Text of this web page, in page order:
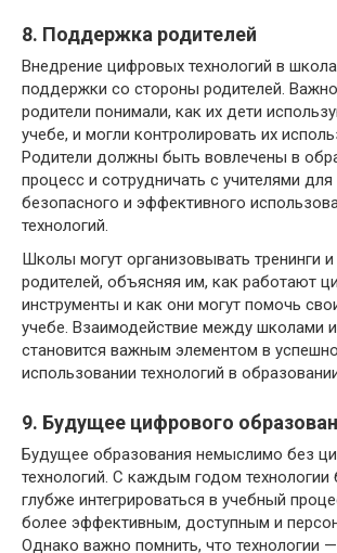
8. Поддержка родителей
Внедрение цифровых технологий в
поддержки со стороны родителей.
родители понимали, как их дети
учебе, и могли контролировать их
Родители должны быть вовлечены в
процесс и сотрудничать с учителями
безопасного и эффективного
технологий.
Школы могут организовывать тренинги
родителей, объясняя им, как работают
инструменты и как они могут помочь
учебе. Взаимодействие между школами
становится важным элементом в
использовании технологий в
9. Будущее цифрового
Будущее образования немыслимо без
технологий. С каждым годом технологии
глубже интегрироваться в учебный
более эффективным, доступным и
Однако важно помнить, что технологии